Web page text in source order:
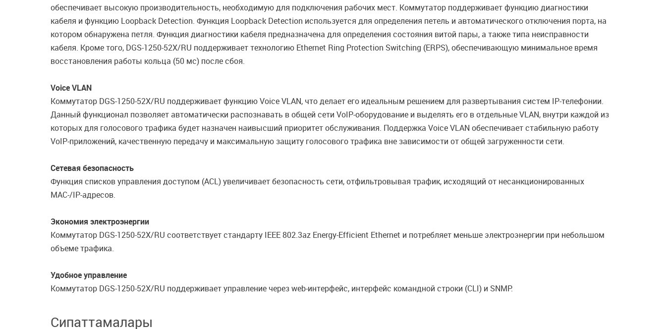
обеспечивает высокую производительность, необходимую для подключения рабочих мест. Коммутатор поддерживает функцию диагностики
кабеля и функцию Loopback Detection. Функция Loopback Detection используется для определения петель и автоматического отключения порта, на
котором обнаружена петля. Функция диагностики кабеля предназначена для определения состояния витой пары, а также типа неисправности
кабеля. Кроме того, DGS-1250-52X/RU поддерживает технологию Ethernet Ring Protection Switching (ERPS), обеспечивающую минимальное время
восстановления работы кольца (50 мс) после сбоя.
Voice VLAN
Коммутатор DGS-1250-52X/RU поддерживает функцию Voice VLAN, что делает его идеальным решением для развертывания систем IP-телефонии.
Данный функционал позволяет автоматически распознавать в общей сети VoIP-оборудование и выделять его в отдельные VLAN, внутри каждой из
которых для голосового трафика будет назначен наивысший приоритет обслуживания. Поддержка Voice VLAN обеспечивает стабильную работу
VoIP-приложений, качественную передачу и максимальную защиту голосового трафика вне зависимости от общей загруженности сети.
Сетевая безопасность
Функция списков управления доступом (ACL) увеличивает безопасность сети, отфильтровывая трафик, исходящий от несанкционированных
MAC-/IP-адресов.
Экономия электроэнергии
Коммутатор DGS-1250-52X/RU соответствует стандарту IEEE 802.3az Energy-Efficient Ethernet и потребляет меньше электроэнергии при небольшом
объеме трафика.
Удобное управление
Коммутатор DGS-1250-52X/RU поддерживает управление через web-интерфейс, интерфейс командной строки (CLI) и SNMP.
Сипаттамалары